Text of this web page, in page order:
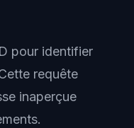
pour identifier
requête
inaperçue